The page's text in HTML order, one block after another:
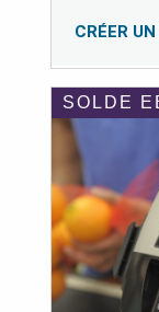
CRÉER
SOLDE